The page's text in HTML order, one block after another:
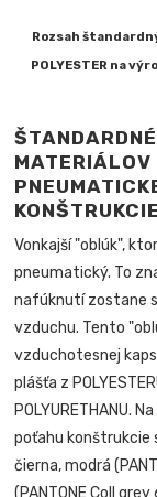
Rozsah
POLYESTER na
MATERIÁLOV
Vonkajší "oblúk",
pneumatický. To
nafúknutí zostane
vzduchu. Tento
vzduchotesnej
plášťa z
POLYURETHANU.
poťahu konštrukcie
čierna, modrá